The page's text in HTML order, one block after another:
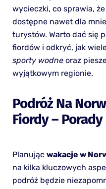
wycieczki, co sprawia, że
dostępne nawet dla
turystów. Warto dać się
fiordów i odkryć, jak
sporty wodneoraz
wyjątkowym regionie.
Podróż Na
Fiordy – Porady
Planując wakacje w
na kilka kluczowych
podróż będzie